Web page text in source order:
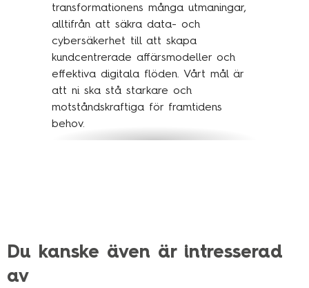
transformationens många utmaningar,
alltifrån att säkra data- och
cybersäkerhet till att skapa
kundcentrerade affärsmodeller och
effektiva digitala flöden. Vårt mål är
att ni ska stå starkare och
motståndskraftiga för framtidens
behov.
Du kanske även är intresserad
av